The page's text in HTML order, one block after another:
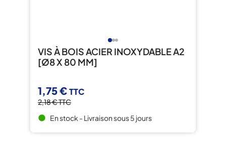
VIS À BOIS ACIER INOXYDABLE A2
[Ø8 X 80 MM]
1,75 €TTC
2,18 €TTC
brightness_1 En stock - Livraison sous 5 jours